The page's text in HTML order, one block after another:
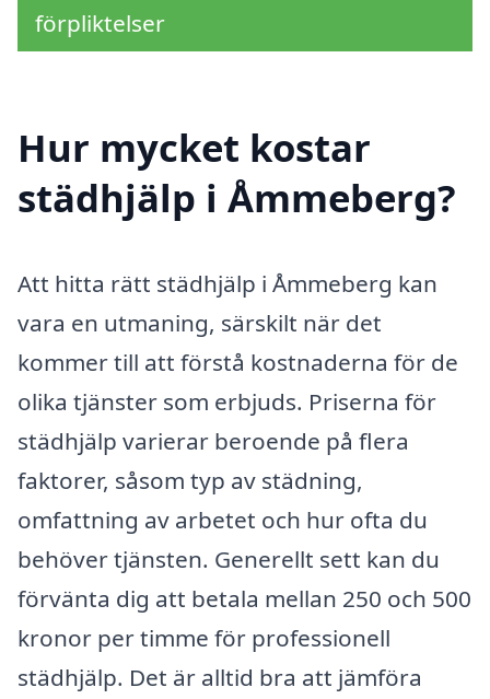
förpliktelser
Hur mycket kostar
städhjälp i Åmmeberg?
Att hitta rätt städhjälp i Åmmeberg kan
vara en utmaning, särskilt när det
kommer till att förstå kostnaderna för de
olika tjänster som erbjuds. Priserna för
städhjälp varierar beroende på flera
faktorer, såsom typ av städning,
omfattning av arbetet och hur ofta du
behöver tjänsten. Generellt sett kan du
förvänta dig att betala mellan 250 och 500
kronor per timme för professionell
städhjälp. Det är alltid bra att jämföra